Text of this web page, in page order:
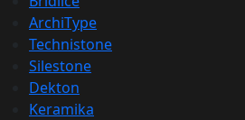
ArchiType
Technistone
Silestone
Dekton
Keramika